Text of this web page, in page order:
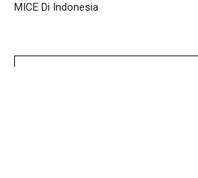
MICE Di Indonesia